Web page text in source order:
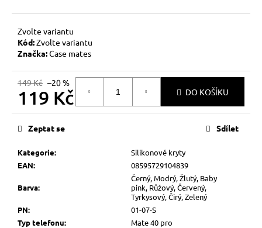
Zvolte variantu
Kód:Zvolte variantu
Značka:Case mates
149 Kč –20 %
119 Kč
Měrná
DO KOŠÍKU
Kategorie:
Silikonové kryty
EAN: 08595729104839
Barva:
Černý, Modrý, Žlutý, Baby
pink, Růžový, Červený,
Tyrkysový, Čirý, Zelený
PN:
01-07-S
Typ telefonu:
Mate 40 pro
Zeptat se Sdílet
j
e
m
e